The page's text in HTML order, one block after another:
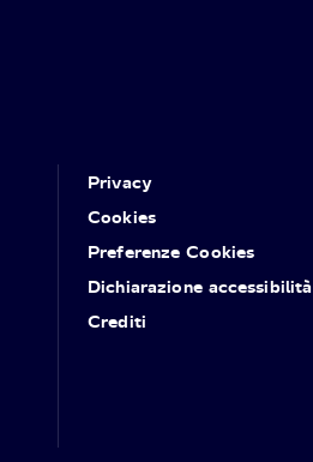
Privacy
Cookies
Preferenze Cookies
Dichiarazione accessibilità
Crediti